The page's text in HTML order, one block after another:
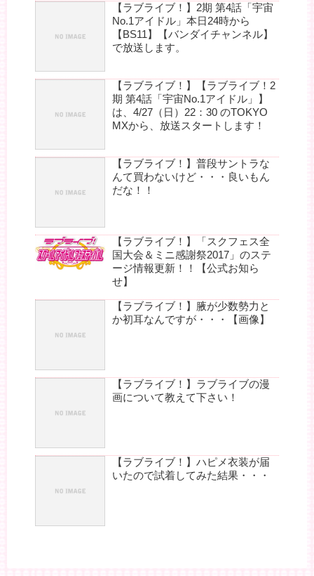
【ラブライブ！】2期 第4話「宇宙
No.1アイドル」本日24時から
【BS11】【バンダイチャンネル】
で放送します。
【ラブライブ！】【ラブライブ！2
期 第4話「宇宙No.1アイドル」】
は、4/27（日）22：30 のTOKYO
MXから、放送スタートします！
【ラブライブ！】普段サントラな
んて買わないけど・・・良いもん
だな！！
【ラブライブ！】「スクフェス全
国大会＆ミニ感謝祭2017」のステ
ージ情報更新！！【公式お知ら
せ】
【ラブライブ！】腋が少数勢力と
か初耳なんですが・・・【画像】
【ラブライブ！】ラブライブの漫
画について教えて下さい！
【ラブライブ！】ハピメ衣装が届
いたので試着してみた結果・・・